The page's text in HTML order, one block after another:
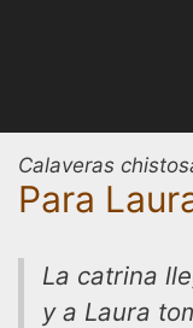
Calaveras
Para
La catrina
y a Laura